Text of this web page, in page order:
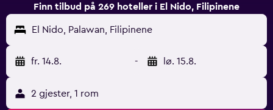
Finn tilbud på 269 hoteller i El Nido, Filipinene
El Nido, Palawan, Filipinene
fr. 14.8. - lø. 15.8.
2 gjester, 1 rom